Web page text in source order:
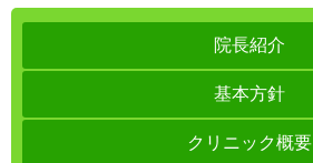
院長紹介
基本方針
クリニック概要